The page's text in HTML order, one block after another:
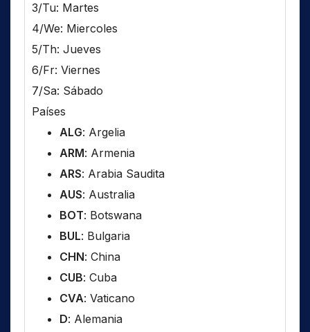
3/Tu: Martes
4/We: Miercoles
5/Th: Jueves
6/Fr: Viernes
7/Sa: Sábado
Países
ALG: Argelia
ARM: Armenia
ARS: Arabia Saudita
AUS: Australia
BOT: Botswana
BUL: Bulgaria
CHN: China
CUB: Cuba
CVA: Vaticano
D: Alemania